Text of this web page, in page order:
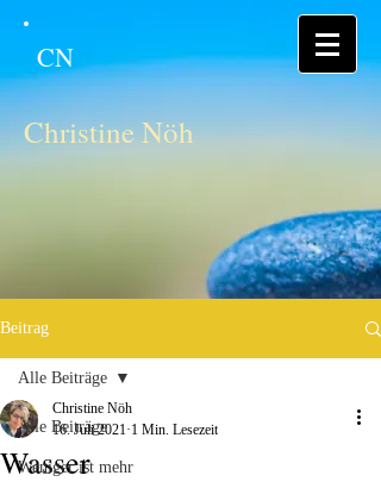
CN
Christine Nöh
Beitrag
Alle Beiträge
Weniger ist mehr
Alle Beiträge
Wasser
Christine Nöh
16. Juli 2021 1 Min. Lesezeit